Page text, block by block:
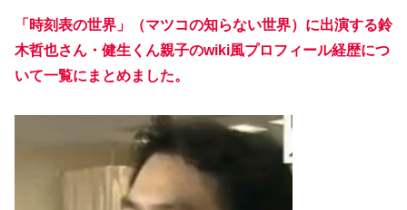
「時刻表の世界」（マツコの知らない世界）に出演する鈴
木哲也さん・健生くん親子のwiki風プロフィール経歴につ
いて一覧にまとめました。